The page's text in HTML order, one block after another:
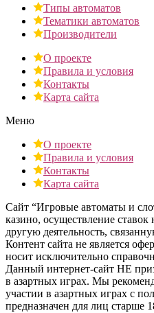
Типы автоматов
Тематики автоматов
Производители
О проекте
Правила и условия
Контакты
Карта сайта
Меню
О проекте
Правила и условия
Контакты
Карта сайта
Сайт “Игровые автоматы и
казино, осуществление
другую деятельность,
Контент сайта не является
носит исключительно
Данный интернет-сайт НЕ
в азартных играх. Мы
участии в азартных играх с
предназначен для лиц старше